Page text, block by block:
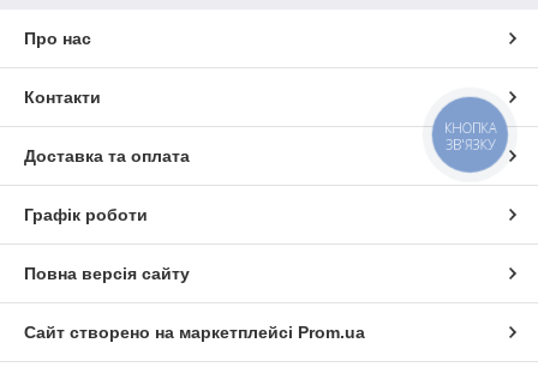
Про нас
Контакти
Доставка та оплата
Графік роботи
Повна версія сайту
Сайт створено на маркетплейсі Prom.ua
КНОПКА
ЗВ'ЯЗКУ